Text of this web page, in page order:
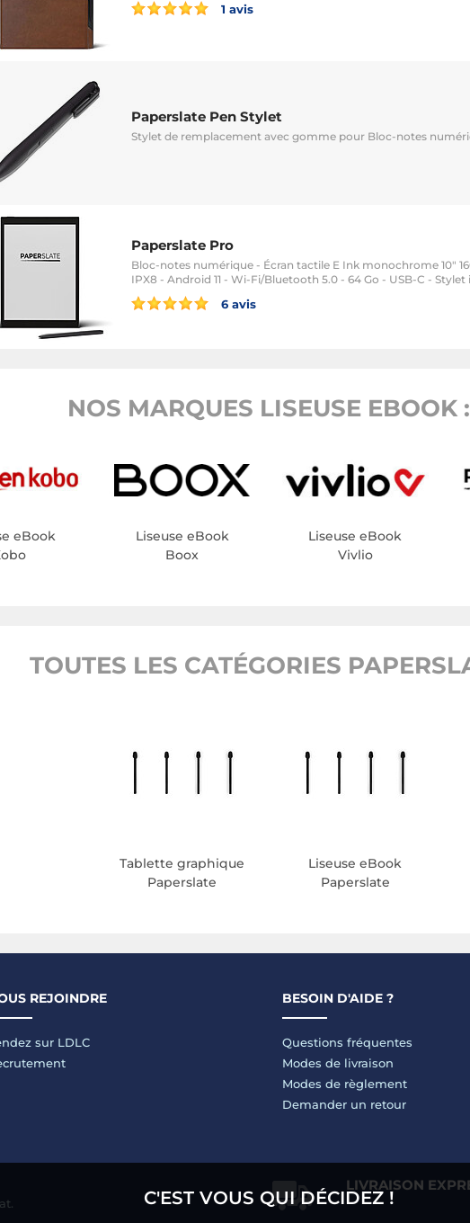
1 avis
Paperslate Pen Stylet
Stylet de remplacement avec gomme pour Bloc-notes
Paperslate Pro
Bloc-notes numérique - Écran tactile E Ink monochrome 10"
IPX8 - Android 11 - Wi-Fi/Bluetooth 5.0 - 64 Go - USB-C - Stylet
6 avis
NOS MARQUES LISEUSE EBOOK :
eBook
Liseuse eBook
Boox
Liseuse eBook
Vivlio
TOUTES LES CATÉGORIES
Tablette graphique
Paperslate
Liseuse eBook
Paperslate
REJOINDRE
sur LDLC
BESOIN D'AIDE ?
Questions fréquentes
Modes de livraison
Modes de règlement
Demander un retour
LIVRAISON
C'EST VOUS QUI DÉCIDEZ !